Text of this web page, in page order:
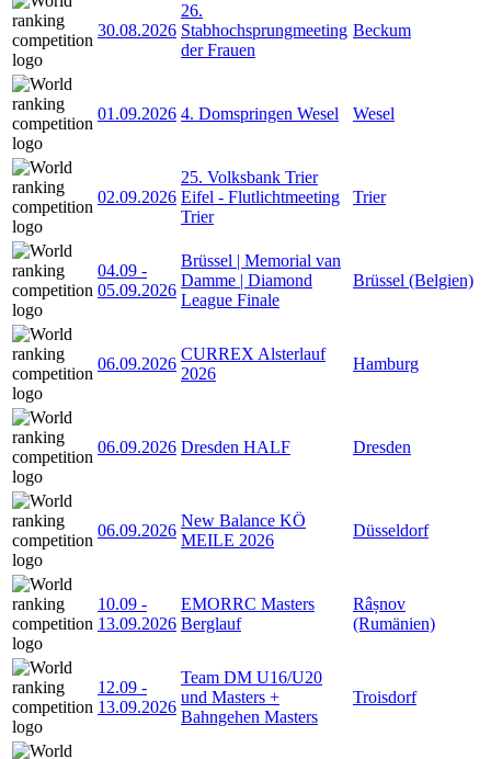
30.08.2026
26.
Stabhochsprungmeeting
der Frauen
Beckum
01.09.2026 4. Domspringen Wesel Wesel
02.09.2026
25. Volksbank Trier
Eifel - Flutlichtmeeting
Trier
Trier
04.09 -
05.09.2026
Brüssel | Memorial van
Damme | Diamond
League Finale
Brüssel (Belgien)
06.09.2026
CURREX Alsterlauf
2026
Hamburg
06.09.2026 Dresden HALF Dresden
06.09.2026
New Balance KÖ
MEILE 2026
Düsseldorf
10.09 -
13.09.2026
EMORRC Masters
Berglauf
Râșnov
(Rumänien)
12.09 -
13.09.2026
Team DM U16/U20
und Masters +
Bahngehen Masters
Troisdorf